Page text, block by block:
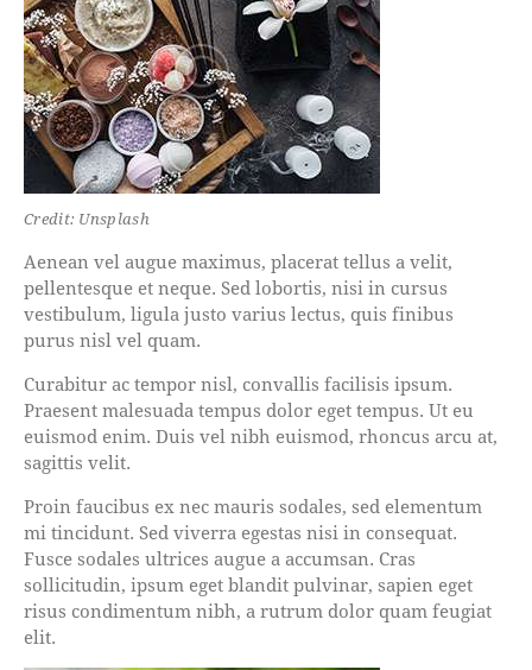
Credit: Unsplash
Aenean vel augue maximus, placerat tellus a velit,
pellentesque et neque. Sed lobortis, nisi in cursus
vestibulum, ligula justo varius lectus, quis finibus
purus nisl vel quam.
Curabitur ac tempor nisl, convallis facilisis ipsum.
Praesent malesuada tempus dolor eget tempus. Ut eu
euismod enim. Duis vel nibh euismod, rhoncus arcu at,
sagittis velit.
Proin faucibus ex nec mauris sodales, sed elementum
mi tincidunt. Sed viverra egestas nisi in consequat.
Fusce sodales ultrices augue a accumsan. Cras
sollicitudin, ipsum eget blandit pulvinar, sapien eget
risus condimentum nibh, a rutrum dolor quam feugiat
elit.